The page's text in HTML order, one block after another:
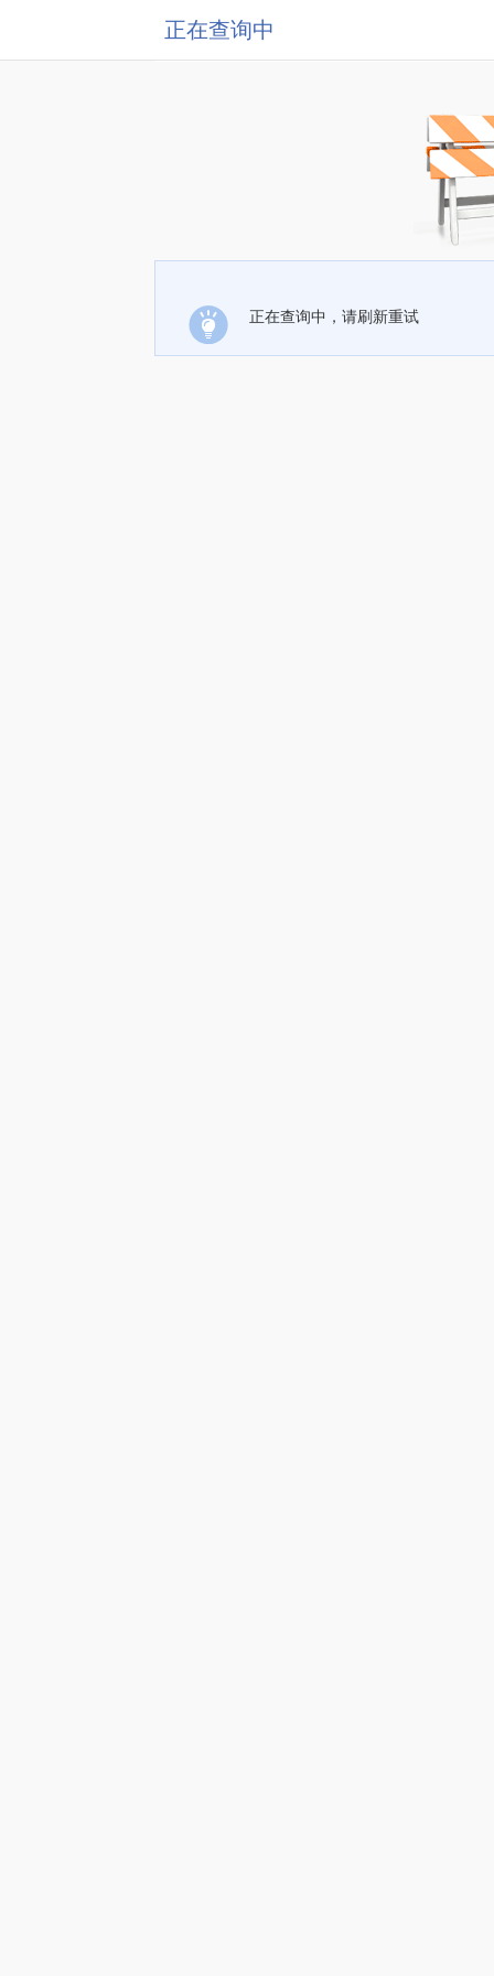
正在查询中
正在查询中，请刷新重试